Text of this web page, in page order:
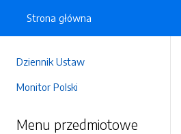
Dziennik Ustaw
Monitor Polski
Menu przedmiotowe
Strona główna